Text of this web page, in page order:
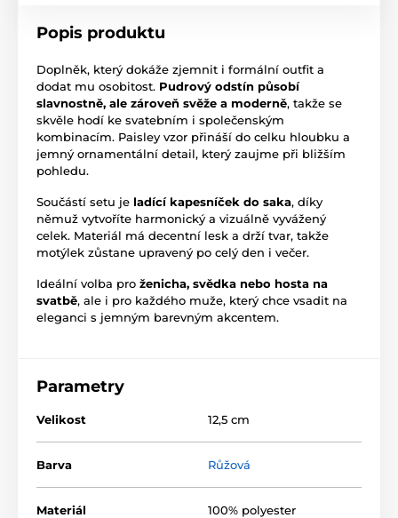
Popis produktu
Doplněk, který dokáže zjemnit i formální outfit a
dodat mu osobitost. Pudrový odstín působí
slavnostně, ale zároveň svěže a moderně, takže se
skvěle hodí ke svatebním i společenským
kombinacím. Paisley vzor přináší do celku hloubku a
jemný ornamentální detail, který zaujme při bližším
pohledu.
Součástí setu je ladící kapesníček do saka, díky
němuž vytvoříte harmonický a vizuálně vyvážený
celek. Materiál má decentní lesk a drží tvar, takže
motýlek zůstane upravený po celý den i večer.
Ideální volba pro ženicha, svědka nebo hosta na
svatbě, ale i pro každého muže, který chce vsadit na
eleganci s jemným barevným akcentem.
Parametry
Velikost 12,5 cm
Barva Růžová
Materiál 100% polyester